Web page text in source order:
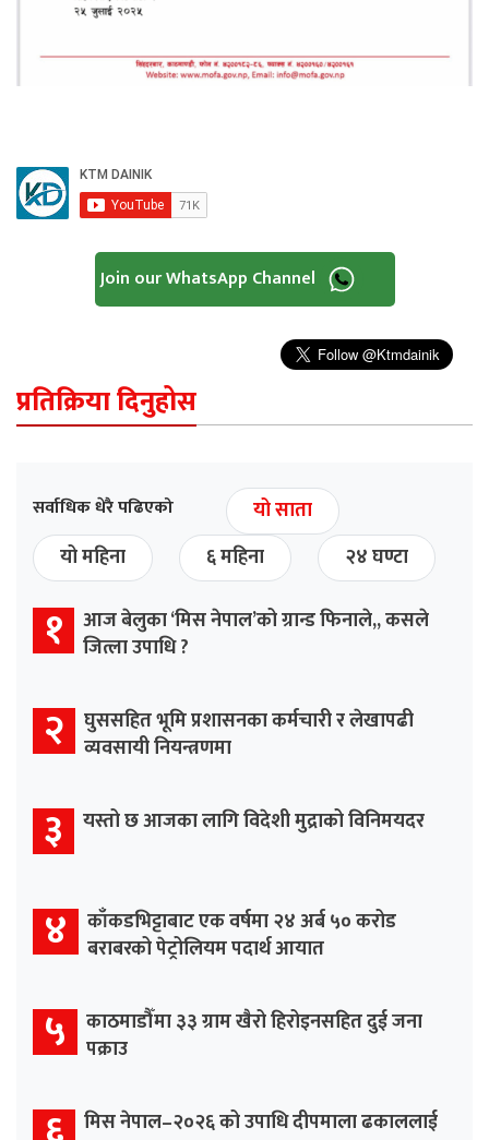
Join our WhatsApp Channel
प्रतिक्रिया दिनुहोस
सर्वाधिक धेरै पढिएको
यो साता
यो महिना
६ महिना २४ घण्टा
१
आज बेलुका ‘मिस नेपाल’को ग्रान्ड फिनाले,, कसले
जित्ला उपाधि ?
२
घुससहित भूमि प्रशासनका कर्मचारी र लेखापढी
व्यवसायी नियन्त्रणमा
३ यस्तो छ आजका लागि विदेशी मुद्राको विनिमयदर
४
काँकडभिट्टाबाट एक वर्षमा २४ अर्ब ५० करोड
बराबरको पेट्रोलियम पदार्थ आयात
५
काठमाडौँमा ३३ ग्राम खैरो हिरोइनसहित दुई जना
पक्राउ
मिस नेपाल–२०२६ को उपाधि दीपमाला ढकाललाई